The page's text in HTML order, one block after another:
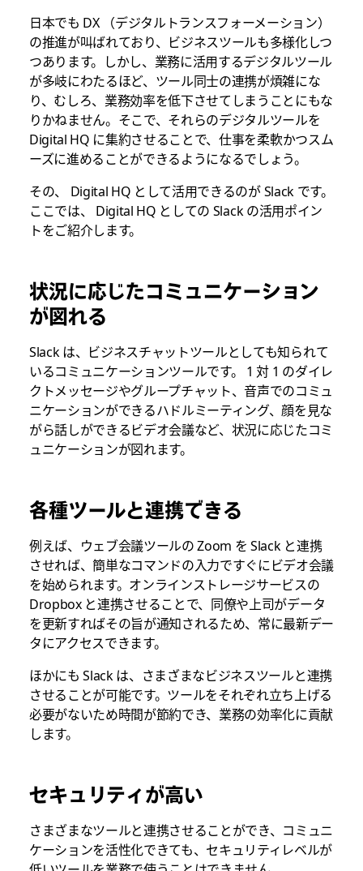
日本でも DX （デジタルトランスフォーメーション）
の推進が叫ばれており、ビジネスツールも多様化しつ
つあります。しかし、業務に活用するデジタルツール
が多岐にわたるほど、ツール同士の連携が煩雑にな
り、むしろ、業務効率を低下させてしまうことにもな
りかねません。そこで、それらのデジタルツールを
Digital HQ に集約させることで、仕事を柔軟かつスム
ーズに進めることができるようになるでしょう。
その、 Digital HQ として活用できるのが Slack です。
ここでは、 Digital HQ としての Slack の活用ポイン
トをご紹介します。
状況に応じたコミュニケーション
が図れる
Slack は、ビジネスチャットツールとしても知られて
いるコミュニケーションツールです。 1 対 1 のダイレ
クトメッセージやグループチャット、音声でのコミュ
ニケーションができるハドルミーティング、顔を見な
がら話しができるビデオ会議など、状況に応じたコミ
ュニケーションが図れます。
各種ツールと連携できる
例えば、ウェブ会議ツールの Zoom を Slack と連携
させれば、簡単なコマンドの入力ですぐにビデオ会議
を始められます。オンラインストレージサービスの
Dropbox と連携させることで、同僚や上司がデータ
を更新すればその旨が通知されるため、常に最新デー
タにアクセスできます。
ほかにも Slack は、さまざまなビジネスツールと連携
させることが可能です。ツールをそれぞれ立ち上げる
必要がないため時間が節約でき、業務の効率化に貢献
します。
セキュリティが高い
さまざまなツールと連携させることができ、コミュニ
ケーションを活性化できても、セキュリティレベルが